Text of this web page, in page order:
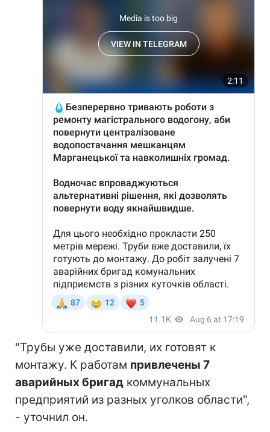
"Трубы уже доставили, их готовят к
монтажу. К работам привлечены 7
аварийных бригад коммунальных
предприятий из разных уголков области",
- уточнил он.